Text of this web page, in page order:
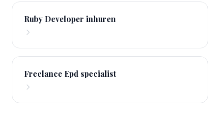
Ruby Developer inhuren
Freelance Epd specialist